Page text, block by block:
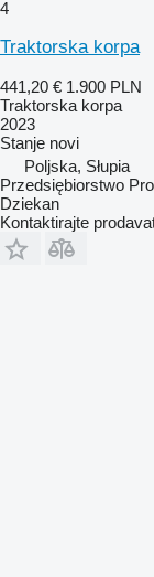
4
Traktorska korpa
441,20 € 1.900 PLN
Traktorska korpa
2023
Stanje novi
Poljska, Słupia
Przedsiębiorstwo
Dziekan
Kontaktirajte